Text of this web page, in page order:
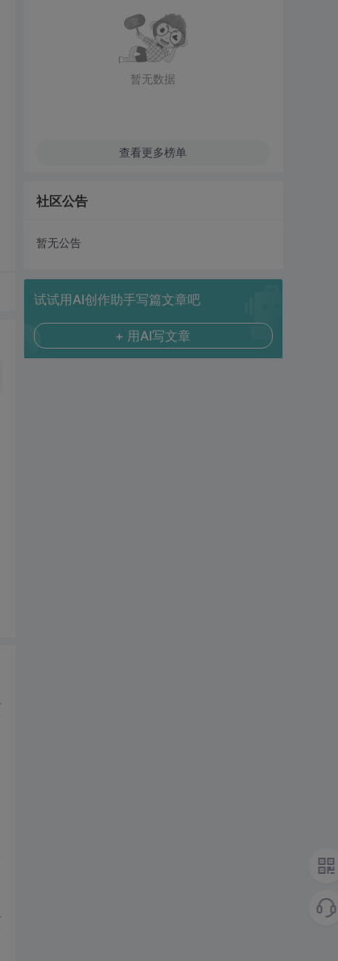
暂无数据
查看更多榜单
社区公告
暂无公告
试试用AI创作助手写篇文章吧
+ 用AI写文章